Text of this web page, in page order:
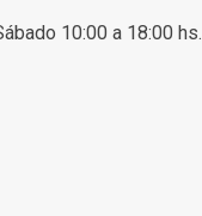
10:00 a 18:00 hs.